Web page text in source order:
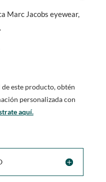
Marc Jacobs eyewear,
este producto, obtén
personalizada con
aquí.